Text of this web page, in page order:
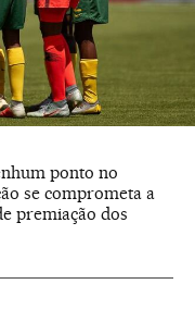
ponto no
se comprometa a
premiação dos